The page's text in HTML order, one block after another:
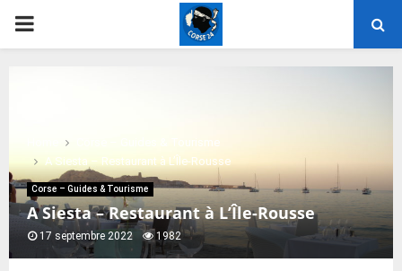
PRIMARY
Corse – Guides & Tourisme
A Siesta – Restaurant à L’Île-Rousse
Corse – Guides & Tourisme
A Siesta – Restaurant à L’Île-Rousse
17 septembre 2022 1982